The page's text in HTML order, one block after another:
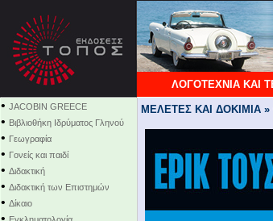
ΛΟΓΟΤΕΧΝΙΑ ΚΑΙ
• JACOBIN GREECE
• Βιβλιοθήκη Ιδρύματος Γληνού
• Γεωγραφία
• Γονείς και παιδί
• Διδακτική
• Διδακτική των Επιστημών
• Δίκαιο
•
ΜΕΛΕΤΕΣ ΚΑΙ ΔΟΚΙΜΙΑ »